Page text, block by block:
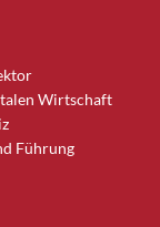
Wirtschaft
Führung